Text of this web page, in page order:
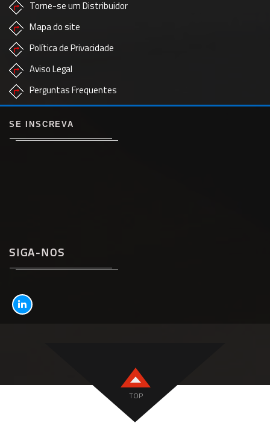
Torne-se um Distribuidor
Mapa do site
Política de Privacidade
Aviso Legal
Perguntas Frequentes
SE INSCREVA
SIGA-NOS
TOP